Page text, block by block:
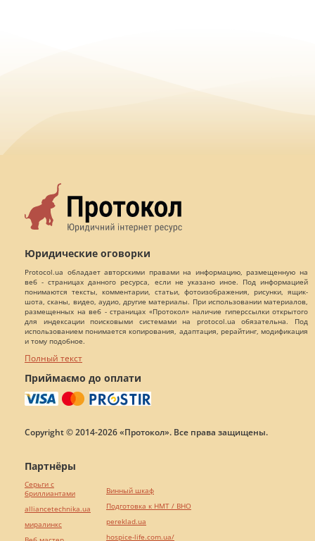
Юридические оговорки
Protocol.ua обладает авторскими правами на информацию, размещенную на
веб - страницах данного ресурса, если не указано иное. Под информацией
понимаются тексты, комментарии, статьи, фотоизображения, рисунки, ящик-
шота, сканы, видео, аудио, другие материалы. При использовании материалов,
размещенных на веб - страницах «Протокол» наличие гиперссылки открытого
для индексации поисковыми системами на protocol.ua обязательна. Под
использованием понимается копирования, адаптация, рерайтинг, модификация
и тому подобное.
Полный текст
Приймаємо до оплати
Copyright © 2014-2026 «Протокол». Все права защищены.
Партнёры
Серьги с
бриллиантами
alliancetechnika.ua
миралинкс
Винный шкаф
Подготовка к НМТ / ВНО
pereklad.ua
hospice-life.com.ua/